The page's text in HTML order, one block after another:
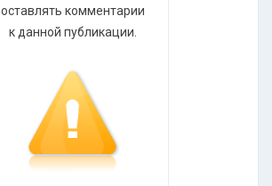
оставлять комментарии
к данной публикации.